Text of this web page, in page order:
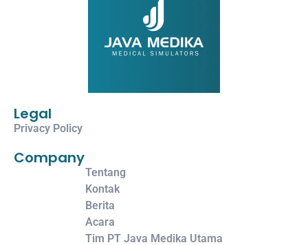
Legal
Privacy Policy
Tentang
Kontak
Berita
Acara
Tim PT Java Medika Utama
Company